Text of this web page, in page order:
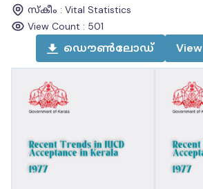
സ്കീം : Vital Statistics
View Count : 501
ഡൌൺലോഡ് View